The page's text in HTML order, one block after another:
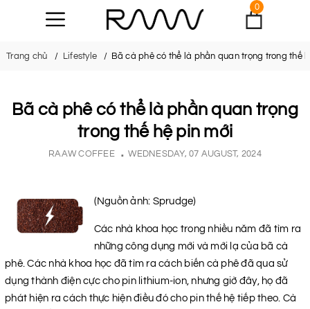
0
Trang chủ Lifestyle Bã cà phê có thể là phần quan trọng trong thế
Bã cà phê có thể là phần quan trọng
trong thế hệ pin mới
RAAW COFFEE WEDNESDAY, 07 AUGUST, 2024
(Nguồn ảnh: Sprudge)
Các nhà khoa học trong nhiều năm đã tìm ra
những công dụng mới và mới lạ của bã cà
phê. Các nhà khoa học đã tìm ra cách biến cà phê đã qua sử
dụng thành điện cực cho pin lithium-ion, nhưng giờ đây, họ đã
phát hiện ra cách thực hiện điều đó cho pin thế hệ tiếp theo. Cà